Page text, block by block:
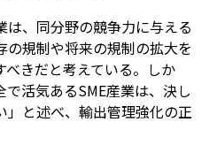
は、同分野の競争力に与える
規制や将来の規制の拡大を
きだと考えている。しか
活気あるSME産業は、決し
」と述べ、輸出管理強化の正